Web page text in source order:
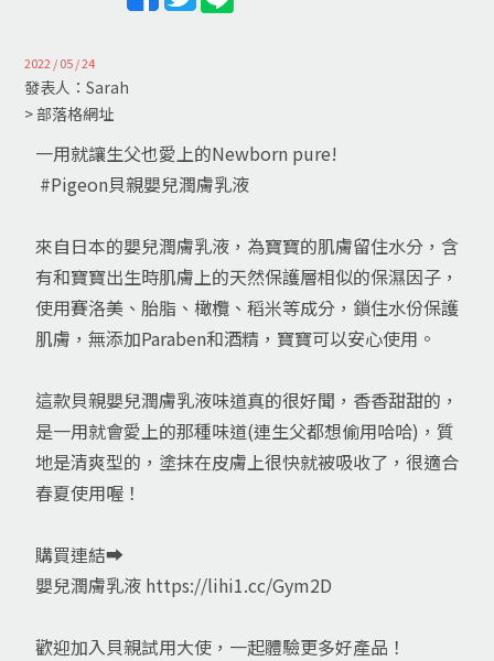
2022 / 05 / 24
發表人：Sarah
> 部落格網址
一用就讓生父也愛上的Newborn pure!
#Pigeon貝親嬰兒潤膚乳液
來自日本的嬰兒潤膚乳液，為寶寶的肌膚留住水分，含
有和寶寶出生時肌膚上的天然保護層相似的保濕因子，
使用賽洛美、胎脂、橄欖、稻米等成分，鎖住水份保護
肌膚，無添加Paraben和酒精，寶寶可以安心使用。
這款貝親嬰兒潤膚乳液味道真的很好聞，香香甜甜的，
是一用就會愛上的那種味道(連生父都想偷用哈哈)，質
地是清爽型的，塗抹在皮膚上很快就被吸收了，很適合
春夏使用喔！
購買連結➡️
嬰兒潤膚乳液 https://lihi1.cc/Gym2D
歡迎加入貝親試用大使，一起體驗更多好產品！